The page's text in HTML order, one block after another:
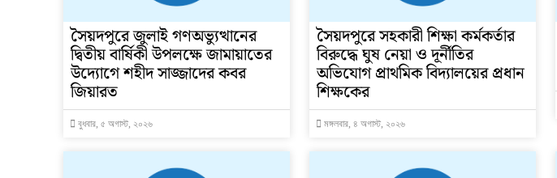
সৈয়দপুরে জুলাই গণঅভ্যুত্থানের
দ্বিতীয় বার্ষিকী উপলক্ষে জামায়াতের
উদ্যোগে শহীদ সাজ্জাদের কবর
জিয়ারত
বুধবার, ৫ অগাস্ট, ২০২৬
সৈয়দপুরে সহকারী শিক্ষা কর্মকর্তার
বিরুদ্ধে ঘুষ নেয়া ও দূর্নীতির
অভিযোগ প্রাথমিক বিদ্যালয়ের প্রধান
শিক্ষকের
মঙ্গলবার, ৪ অগাস্ট, ২০২৬